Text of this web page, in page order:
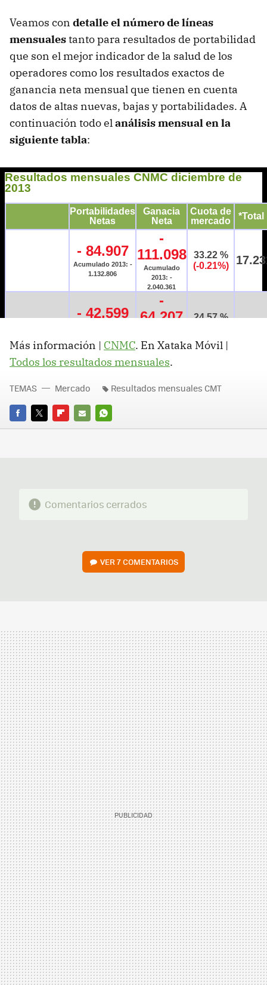
Veamos con detalle el número de líneas
mensualestanto para resultados de portabilidad
que son el mejor indicador de la salud de los
operadores como los resultados exactos de
ganancia neta mensual que tienen en cuenta
datos de altas nuevas, bajas y portabilidades. A
continuación todo elanálisis mensual en la
siguiente tabla:
Más información | CNMC. En Xataka Móvil |
Todos los resultados mensuales.
FACEBOOK
TWITTERFLIPBOARD
E-
WHATSAPP
TEMAS Mercado Resultados mensuales CMT
Comentarios cerrados
VER7 COMENTARIOS